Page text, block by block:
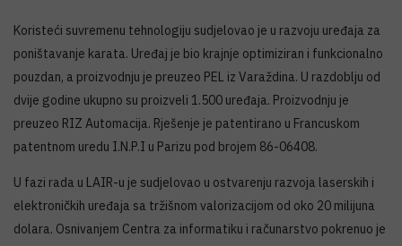
Koristeći suvremenu tehnologiju sudjelovao je u razvoju uređaja za
poništavanje karata. Uređaj je bio krajnje optimiziran i funkcionalno
pouzdan, a proizvodnju je preuzeo PEL iz Varaždina. U razdoblju od
dvije godine ukupno su proizveli 1.500 uređaja. Proizvodnju je
preuzeo RIZ Automacija. Rješenje je patentirano u Francuskom
patentnom uredu I.N.P.I u Parizu pod brojem 86-06408.
U fazi rada u LAIR-u je sudjelovao u ostvarenju razvoja laserskih i
elektroničkih uređaja sa tržišnom valorizacijom od oko 20 milijuna
dolara. Osnivanjem Centra za informatiku i računarstvo pokrenuo je